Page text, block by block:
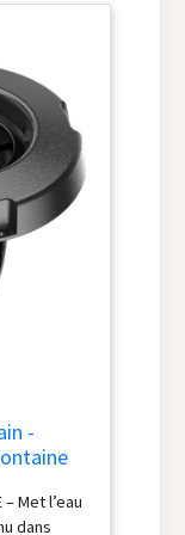
-
– Met l’eau
dans